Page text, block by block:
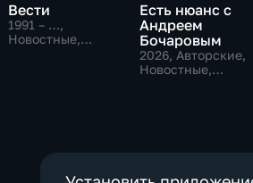
Вести
1991 – …,
Новостные,
Есть нюанс с
Андреем
Бочаровым
2026, Авторские,
Новостные,